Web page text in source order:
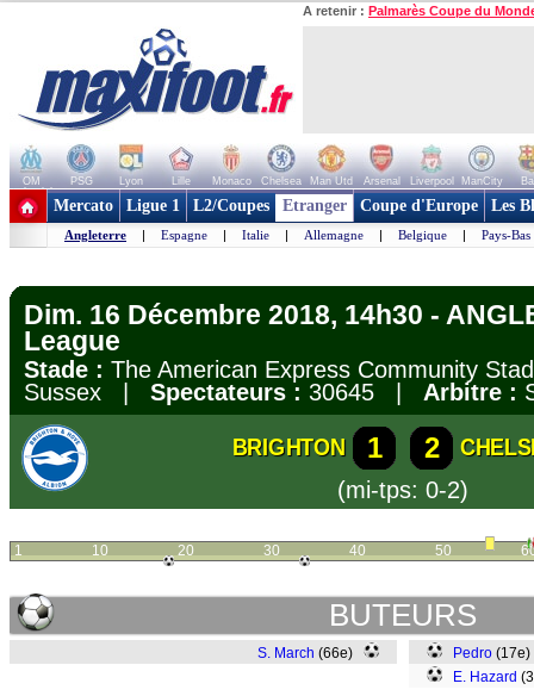
A retenir : Palmarès Coupe du
OM PSG Lyon Lille Monaco Chelsea Man Utd Arsenal Liverpool ManCity
+ de clubs
Mercato Ligue 1 L2/Coupes Etranger Coupe d'Europe Les
Angleterre | Espagne | Italie | Allemagne | Belgique | Pays-Bas
Dim. 16 Décembre 2018, 14h30 -
League
Stade : The American Express Community
Sussex | Spectateurs : 30645 | Arbitre :
BRIGHTON 1 2
(mi-tps: 0-2)
1 10 20 30 40 50
BUTEURS
S. March (66e) Pedro
E. Hazard